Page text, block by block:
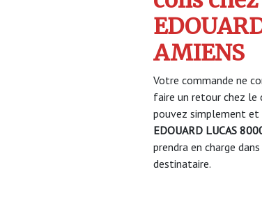
AMIENS
Votre commande ne
faire un retour chez le
pouvez simplement et
EDOUARD LUCAS
prendra en charge
destinataire.